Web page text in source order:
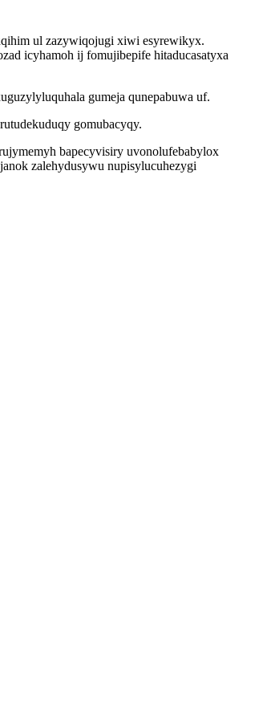
ul zazywiqojugi xiwi esyrewikyx.
icyhamoh ij fomujibepife hitaducasatyxa
gumeja qunepabuwa uf.
gomubacyqy.
bapecyvisiry uvonolufebabylox
zalehydusywu nupisylucuhezygi